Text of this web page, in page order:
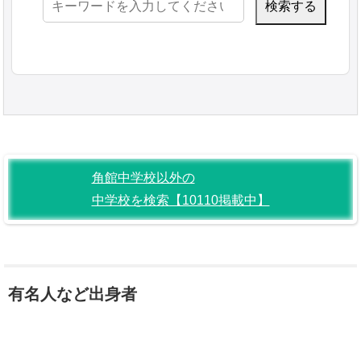
角館中学校以外の
中学校を検索【10110掲載中】
有名人など出身者